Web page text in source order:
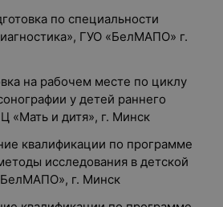
по специальности
ГУО «БелМАПО» г.
на рабочем месте по циклу
у детей раннего
«Мать и дитя», г. Минск
квалификации по программе
исследования в детской
г. Минск